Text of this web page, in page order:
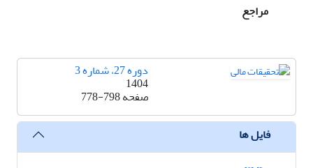
مراجع
دوره 27، شماره 3
1404
صفحه778-798
فایل ها